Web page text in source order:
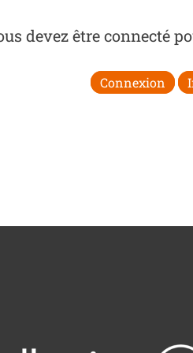
devez être connecté
Connexion